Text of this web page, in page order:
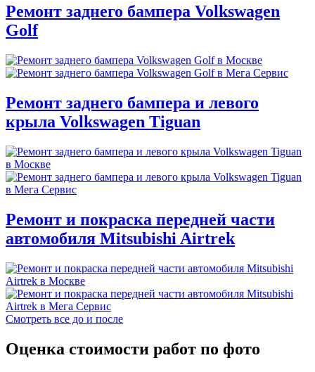
Ремонт заднего бампера Volkswagen
Golf
Ремонт заднего бампера и левого
крыла Volkswagen Tiguan
Ремонт и покраска передней части
автомобиля Mitsubishi Airtrek
Смотреть все до и после
Оценка стоимости работ по фото